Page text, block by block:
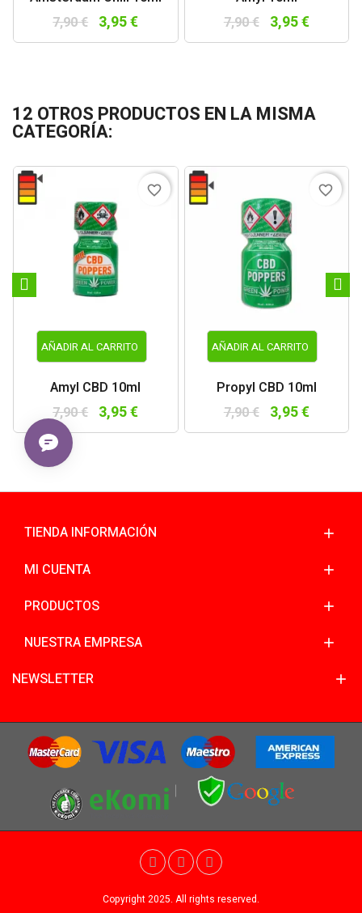
7,90 € 3,95 €
7,90 € 3,95 €
12 OTROS PRODUCTOS EN LA MISMA
CATEGORÍA:
AÑADIR AL CARRITO
Amyl CBD 10ml
7,90 € 3,95 €
favorite_border
AÑADIR AL CARRITO
Propyl CBD 10ml
7,90 € 3,95 €
favorite_border
TIENDA INFORMACIÓN
MI CUENTA
PRODUCTOS
NUESTRA EMPRESA
NEWSLETTER
Copyright 2025. All rights reserved.